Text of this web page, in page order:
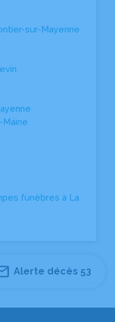
sur-Mayenne
funèbres à La
Alerte décès 53